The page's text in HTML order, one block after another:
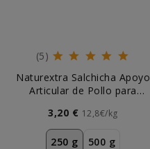
(5)
Naturextra Salchicha Apoyo
Articular de Pollo para
3,20 € 12,8€/kg
250 g 500 g